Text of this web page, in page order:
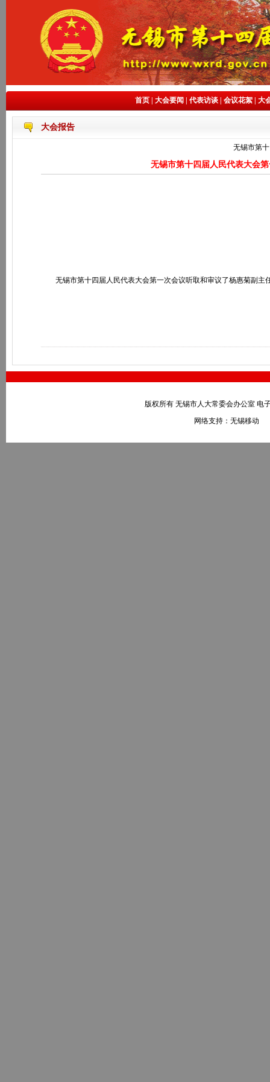
首页 大会要闻 代表访谈 会议花絮 大
大会报告
无锡市第
无锡市第十四届人民代表大会
无锡市第十四届人民代表大会第一次会议听取和审议了杨惠菊副主
版权所有 无锡市人大常委会办公室 电
网络支持：无锡移动